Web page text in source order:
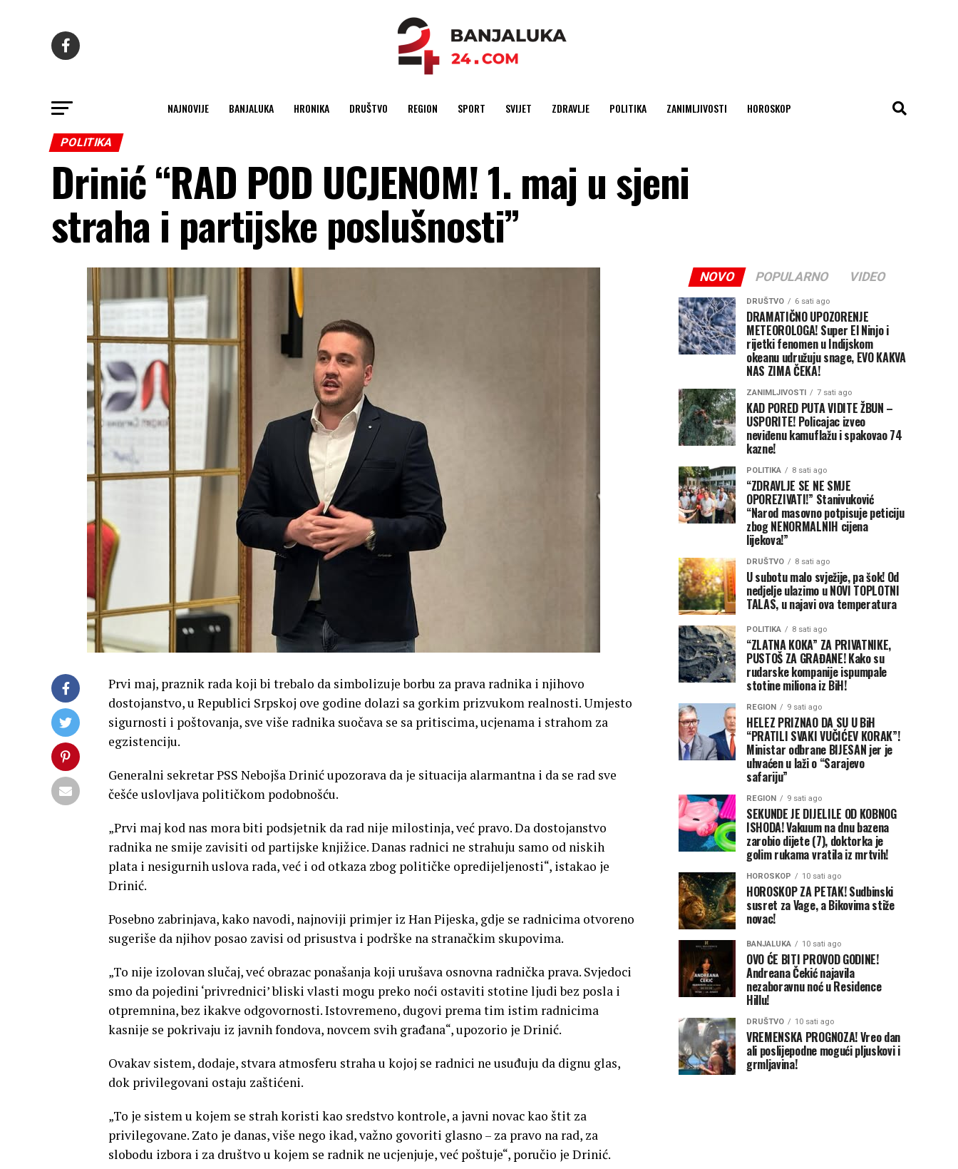
NAJNOVIJE BANJALUKA HRONIKA DRUŠTVO REGION SPORT SVIJET ZDRAVLJE POLITIKA ZANIMLJIVOSTI HOROSKOP
POLITIKA
Drinić “RAD POD UCJENOM! 1. maj u sjeni
straha i partijske poslušnosti”
Prvi maj, praznik rada koji bi trebalo da simbolizuje borbu za prava radnika i njihovo
dostojanstvo, u Republici Srpskoj ove godine dolazi sa gorkim prizvukom realnosti. Umjesto
sigurnosti i poštovanja, sve više radnika suočava se sa pritiscima, ucjenama i strahom za
egzistenciju.
Generalni sekretar PSS Nebojša Drinić upozorava da je situacija alarmantna i da se rad sve
češće uslovljava političkom podobnošću.
„Prvi maj kod nas mora biti podsjetnik da rad nije milostinja, već pravo. Da dostojanstvo
radnika ne smije zavisiti od partijske knjižice. Danas radnici ne strahuju samo od niskih
plata i nesigurnih uslova rada, već i od otkaza zbog političke opredijeljenosti“, istakao je
Drinić.
Posebno zabrinjava, kako navodi, najnoviji primjer iz Han Pijeska, gdje se radnicima otvoreno
sugeriše da njihov posao zavisi od prisustva i podrške na stranačkim skupovima.
„To nije izolovan slučaj, već obrazac ponašanja koji urušava osnovna radnička prava. Svjedoci
smo da pojedini ‘privrednici’ bliski vlasti mogu preko noći ostaviti stotine ljudi bez posla i
otpremnina, bez ikakve odgovornosti. Istovremeno, dugovi prema tim istim radnicima
kasnije se pokrivaju iz javnih fondova, novcem svih građana“, upozorio je Drinić.
Ovakav sistem, dodaje, stvara atmosferu straha u kojoj se radnici ne usuđuju da dignu glas,
dok privilegovani ostaju zaštićeni.
„To je sistem u kojem se strah koristi kao sredstvo kontrole, a javni novac kao štit za
privilegovane. Zato je danas, više nego ikad, važno govoriti glasno – za pravo na rad, za
slobodu izbora i za društvo u kojem se radnik ne ucjenjuje, već poštuje“, poručio je Drinić.
NOVO POPULARNO VIDEO
DRUŠTVO 6 sati ago
DRAMATIČNO UPOZORENJE
METEOROLOGA! Super El Ninjo i
rijetki fenomen u Indijskom
okeanu udružuju snage, EVO KAKVA
NAS ZIMA ČEKA!
ZANIMLJIVOSTI 7 sati ago
KAD PORED PUTA VIDITE ŽBUN –
USPORITE! Policajac izveo
neviđenu kamuflažu i spakovao 74
kazne!
POLITIKA 8 sati ago
“ZDRAVLJE SE NE SMJE
OPOREZIVATI!” Stanivuković
“Narod masovno potpisuje peticiju
zbog NENORMALNIH cijena
lijekova!”
DRUŠTVO 8 sati ago
U subotu malo svježije, pa šok! Od
nedjelje ulazimo u NOVI TOPLOTNI
TALAS, u najavi ova temperatura
POLITIKA 8 sati ago
“ZLATNA KOKA” ZA PRIVATNIKE,
PUSTOŠ ZA GRAĐANE! Kako su
rudarske kompanije ispumpale
stotine miliona iz BiH!
REGION 9 sati ago
HELEZ PRIZNAO DA SU U BiH
“PRATILI SVAKI VUČIĆEV KORAK”!
Ministar odbrane BIJESAN jer je
uhvaćen u laži o “Sarajevo
safariju”
REGION 9 sati ago
SEKUNDE JE DIJELILE OD KOBNOG
ISHODA! Vakuum na dnu bazena
zarobio dijete (7), doktorka je
golim rukama vratila iz mrtvih!
HOROSKOP 10 sati ago
HOROSKOP ZA PETAK! Sudbinski
susret za Vage, a Bikovima stiže
novac!
BANJALUKA 10 sati ago
OVO ĆE BITI PROVOD GODINE!
Andreana Čekić najavila
nezaboravnu noć u Residence
Hillu!
DRUŠTVO 10 sati ago
VREMENSKA PROGNOZA! Vreo dan
ali poslijepodne mogući pljuskovi i
grmljavina!